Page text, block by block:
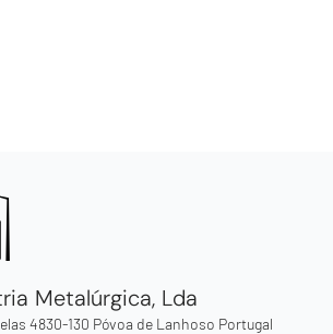
Metalúrgica, Lda
4830-130 Póvoa de Lanhoso Portugal